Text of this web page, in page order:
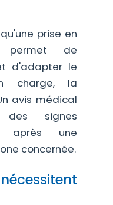
prise en
permet de
d'adapter le
charge, la
avis médical
signes
après une
concernée.